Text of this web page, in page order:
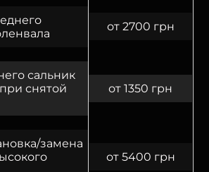
от 2700 грн
сальник
снятой
от 1350 грн
замена
от 5400 грн